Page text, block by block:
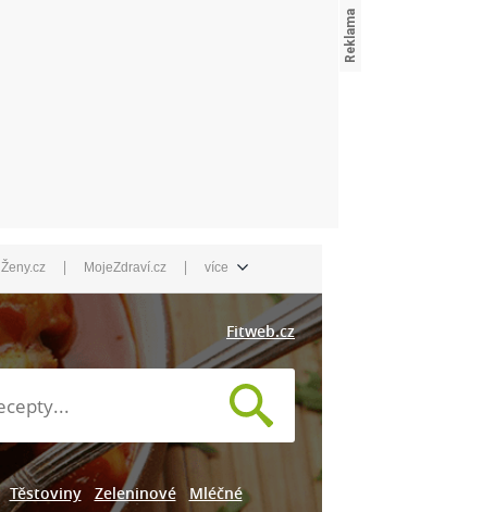
Ženy.cz | MojeZdraví.cz | více
Fitweb.cz
Těstoviny Zeleninové Mléčné